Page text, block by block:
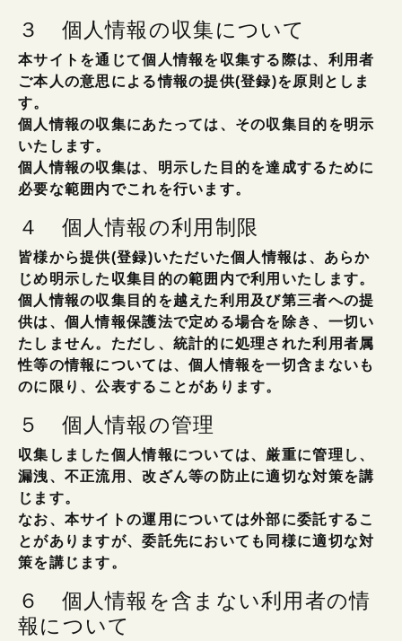
３ 個人情報の収集について
本サイトを通じて個人情報を収集する際は、利用者
ご本人の意思による情報の提供(登録)を原則としま
す。
個人情報の収集にあたっては、その収集目的を明示
いたします。
個人情報の収集は、明示した目的を達成するために
必要な範囲内でこれを行います。
４ 個人情報の利用制限
皆様から提供(登録)いただいた個人情報は、あらか
じめ明示した収集目的の範囲内で利用いたします。
個人情報の収集目的を越えた利用及び第三者への提
供は、個人情報保護法で定める場合を除き、一切い
たしません。ただし、統計的に処理された利用者属
性等の情報については、個人情報を一切含まないも
のに限り、公表することがあります。
５ 個人情報の管理
収集しました個人情報については、厳重に管理し、
漏洩、不正流用、改ざん等の防止に適切な対策を講
じます。
なお、本サイトの運用については外部に委託するこ
とがありますが、委託先においても同様に適切な対
策を講じます。
６ 個人情報を含まない利用者の情
報について